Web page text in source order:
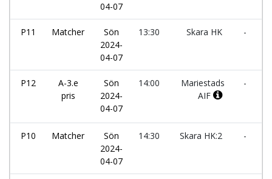
04-07
P11 Matcher
Sön
2024-
04-07
13:30 Skara HK -
P12
A-3.e
pris
Sön
2024-
04-07
14:00
Mariestads
AIF
-
P10 Matcher
Sön
2024-
04-07
14:30 Skara HK:2 -